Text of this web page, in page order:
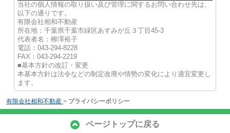
当社の個人情報の取り扱い及び管理に関するお問い合わせ先は、
以下の通りです。
有限会社相和不動産
所在地：千葉県千葉市緑区あすみが丘３丁目45-3
代表者名：柳澤裕子
電話：043-294-8228
FAX：043-294-2219
■基本方針の改訂・変更
本基本方針は法令などの制定改廃や情勢の変化により適宜変更し
ます。
有限会社相和不動産 > プライバシーポリシー
ページトップに戻る